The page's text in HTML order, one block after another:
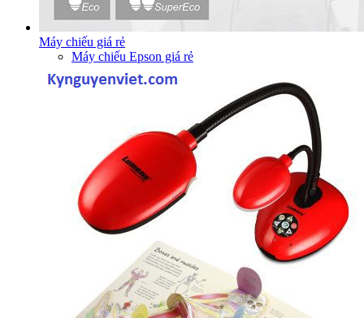
Máy chiếu giá rẻ
Máy chiếu Epson giá rẻ